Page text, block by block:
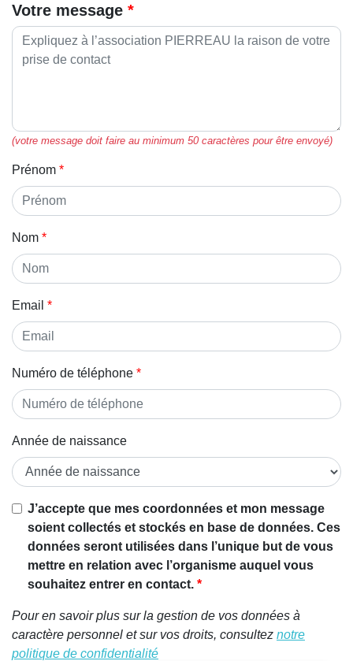
Votre message
(votre message doit faire au minimum 50 caractères pour être envoyé)
Prénom
Nom
Email
Numéro de téléphone
Année de naissance
J’accepte que mes coordonnées et mon message
soient collectés et stockés en base de données. Ces
données seront utilisées dans l’unique but de vous
mettre en relation avec l’organisme auquel vous
souhaitez entrer en contact.
Pour en savoir plus sur la gestion de vos données à
caractère personnel et sur vos droits, consultez notre
politique de confidentialité